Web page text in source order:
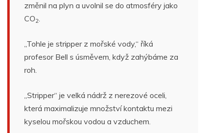
změnil na plyn a uvolnil se do atmosféry jako
CO2
„Tohle je stripper z mořské vody,“ říká
profesor Bell s úsměvem, když zahýbáme za
roh.
„Stripper“ je velká nádrž z nerezové oceli,
která maximalizuje množství kontaktu mezi
kyselou mořskou vodou a vzduchem.